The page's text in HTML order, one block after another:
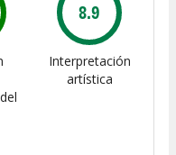
8.9
Interpretación
artística